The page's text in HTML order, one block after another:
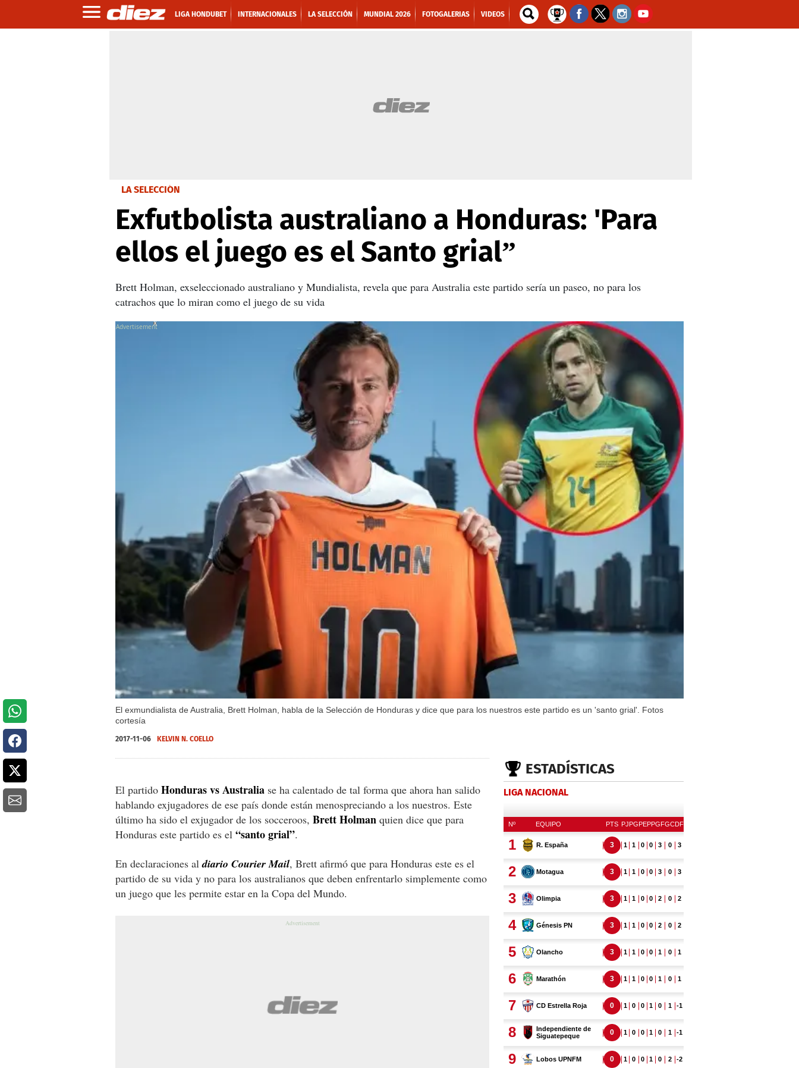
LIGA HONDUBET INTERNACIONALES LA SELECCIÓN MUNDIAL 2026 FOTOGALERIAS VIDEOS
LA SELECCIÓN
Exfutbolista australiano a Honduras: 'Para
ellos el juego es el Santo grial”
Brett Holman, exseleccionado australiano y Mundialista, revela que para Australia este partido sería un paseo, no para los
catrachos que lo miran como el juego de su vida
El exmundialista de Australia, Brett Holman, habla de la Selección de Honduras y dice que para los nuestros este partido es un 'santo grial'. Fotos
cortesía
X
2017-11-06 KELVIN N. COELLO
El partido Honduras vs Australia se ha calentado de tal forma que ahora han salido
hablando exjugadores de ese país donde están menospreciando a los nuestros. Este
último ha sido el exjugador de los socceroos, Brett Holman quien dice que para
Honduras este partido es el “santo grial”.
En declaraciones aldiario Courier Mail, Brett afirmó que para Honduras este es el
partido de su vida y no para los australianos que deben enfrentarlo simplemente como
un juego que les permite estar en la Copa del Mundo.
ESTADÍSTICAS
LIGA NACIONAL